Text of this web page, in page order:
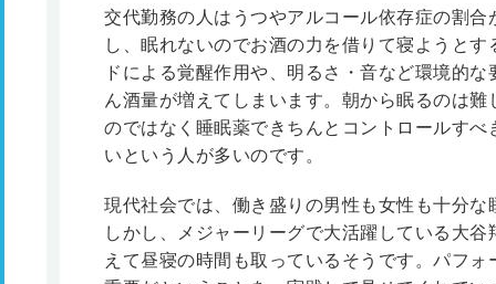
交代勤務の人はうつやアルコール依存症の割
し、眠れないのでお酒の力を借りて寝ようと
ドによる覚醒作用や、明るさ・音など環境的
ん酒量が増えてしまいます。朝から眠るのは
のではなく睡眠薬できちんとコントロールす
いという人が多いのです。
現代社会では、働き盛りの男性も女性も十分
しかし、メジャーリーグで大活躍している大
えて昼寝の時間も取っているそうです。パフ